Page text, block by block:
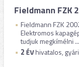
Fieldmann FZK
Fieldmann FZK
Elektromos
tudjuk megkímélni ...
2 ÉVhivatalos,